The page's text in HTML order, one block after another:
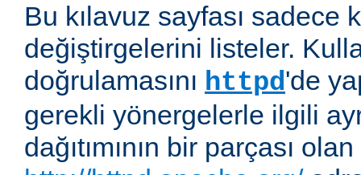
Bu kılavuz sayfası sadece
değiştirgelerini listeler.
doğrulamasını httpd'de
gerekli yönergelerle ilgili
dağıtımının bir parçası